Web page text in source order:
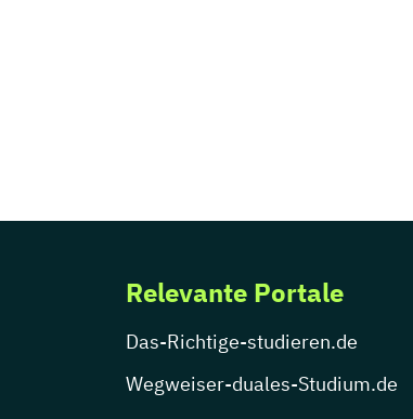
Relevante Portale
Das-Richtige-studieren.de
Wegweiser-duales-Studium.de